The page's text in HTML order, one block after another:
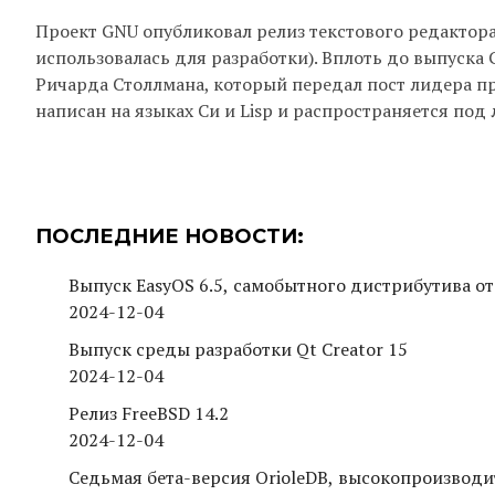
Проект GNU опубликовал релиз текстового
использовалась для разработки). Вплоть до
Ричарда Столлмана, который передал пост лидера
написан на языках Си и Lisp и распространяется
ПОСЛЕДНИЕ НОВОСТИ:
Выпуск EasyOS 6.5, самобытного дистрибутива
2024-12-04
Выпуск среды разработки Qt Creator 15
2024-12-04
Релиз FreeBSD 14.2
2024-12-04
Седьмая бета-версия OrioleDB,